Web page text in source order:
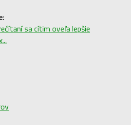
sa cítim oveľa lepšie